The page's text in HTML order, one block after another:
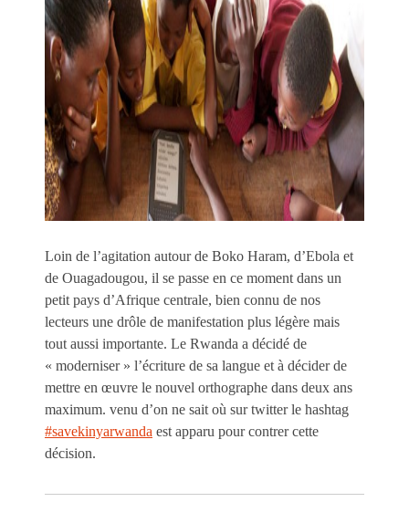
Loin de l’agitation autour de Boko Haram, d’Ebola et
de Ouagadougou, il se passe en ce moment dans un
petit pays d’Afrique centrale, bien connu de nos
lecteurs une drôle de manifestation plus légère mais
tout aussi importante. Le Rwanda a décidé de
« moderniser » l’écriture de sa langue et à décider de
mettre en œuvre le nouvel orthographe dans deux ans
maximum. venu d’on ne sait où sur twitter le hashtag
#savekinyarwanda est apparu pour contrer cette
décision.